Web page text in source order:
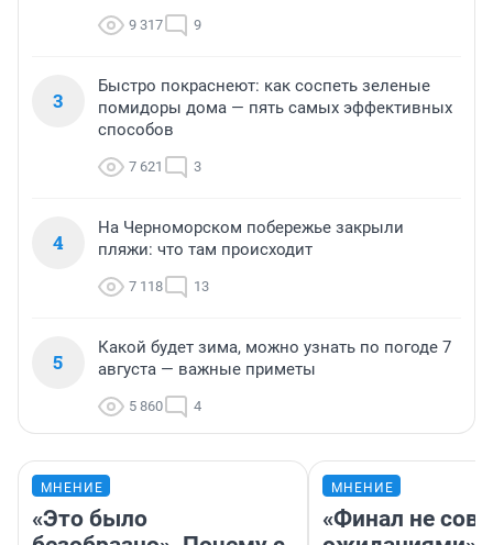
9 317 9
3
Быстро покраснеют: как соспеть зеленые
помидоры дома — пять самых эффективных
способов
7 621 3
4
На Черноморском побережье закрыли
пляжи: что там происходит
7 118 13
5
Какой будет зима, можно узнать по погоде 7
августа — важные приметы
5 860 4
МНЕНИЕ
«Это было
МНЕНИЕ
«Финал не